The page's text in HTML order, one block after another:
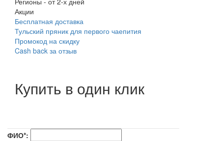
Акции
Бесплатная доставка
Тульский пряник для первого чаепития
Промокод на скидку
Cash back за отзыв
Купить в один клик
ФИО*: